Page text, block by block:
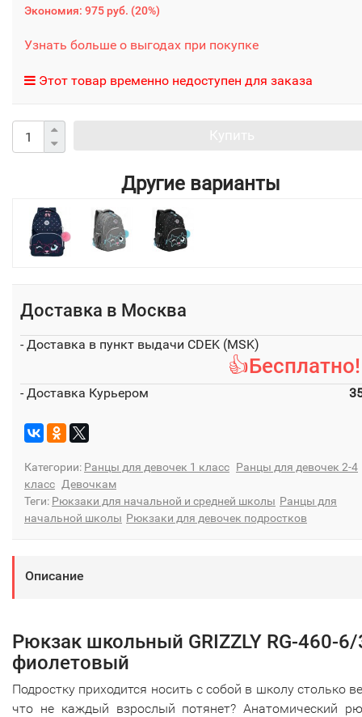
Экономия: 975 руб. (20%)
Узнать больше о выгодах при покупке
Этот товар временно недоступен для заказа
Другие варианты
Доставка в Москва
- Доставка в пункт выдачи CDEK (MSK)
- Доставка Курьером
Категории: Ранцы для девочек 1 класс Ранцы для девочек 2-4
класс Девочкам
Теги: Рюкзаки для начальной и средней школы Ранцы для
начальной школы Рюкзаки для девочек подростков
Описание
Рюкзак школьный GRIZZLY RG-460-
фиолетовый
Подростку приходится носить с собой в школу столько
что не каждый взрослый потянет? Анатомический